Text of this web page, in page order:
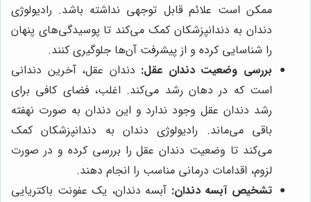
ممکن است علائم قابل توجهی نداشته باشد. رادیولوژی
دندان به دندانپزشکان کمک می‌کند تا پوسیدگی‌های پنهان
را شناسایی کرده و از پیشرفت آن‌ها جلوگیری کنند.
بررسی وضعیت دندان عقل: دندان عقل، آخرین دندانی
است که در دهان رشد می‌کند. اغلب، فضای کافی برای
رشد دندان عقل وجود ندارد و این دندان به صورت نهفته
باقی می‌ماند. رادیولوژی دندان به دندانپزشکان کمک
می‌کند تا وضعیت دندان عقل را بررسی کرده و در صورت
لزوم، اقدامات درمانی مناسب را انجام دهند.
تشخیص آبسه دندان: آبسه دندان، یک عفونت باکتریایی